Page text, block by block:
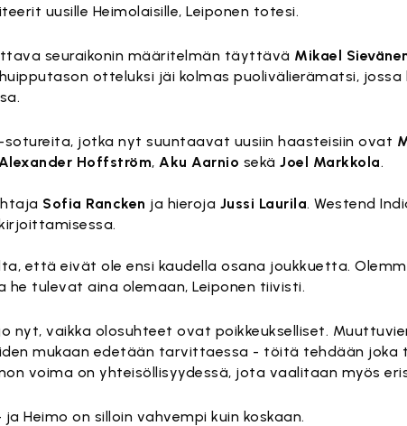
uusille Heimolaisille, Leiponen totesi.
seuraikonin määritelmän täyttävä Mikael
otteluksi jäi kolmas puolivälierämatsi, jossa
sotureita, jotka nyt suuntaavat uusiin haasteisiin ovat
Hoffström,Aku Aarnio sekäJoel Markkola.
Sofia Rancken ja hieroja Jussi Laurila. Westend
että eivät ole ensi kaudella osana joukkuetta.
he tulevat aina olemaan, Leiponen tiivisti.
nyt, vaikka olosuhteet ovat poikkeukselliset.
mukaan edetään tarvittaessa - töitä tehdään joka
voima on yhteisöllisyydessä, jota vaalitaan myös
Heimo on silloin vahvempi kuin koskaan.